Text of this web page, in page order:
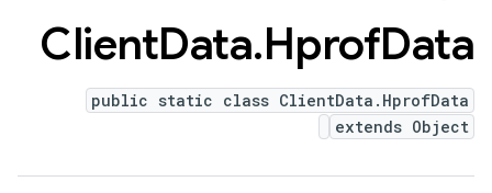
ClientData.HprofData
public static class ClientData.HprofData
extends Object